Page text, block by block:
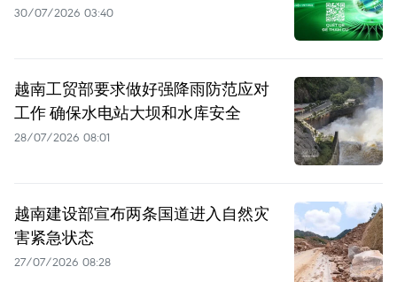
30/07/2026 03:40
越南工贸部要求做好强降雨防范应对
工作 确保水电站大坝和水库安全
28/07/2026 08:01
越南建设部宣布两条国道进入自然灾
害紧急状态
27/07/2026 08:28